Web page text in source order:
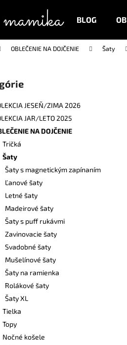
BLOG
OBLEČENIE NA DOJČENIE Šaty
JESEŇ/ZIMA 2026
JAR/LETO 2025
NA DOJČENIE
Tričká
Šaty
Šaty s magnetickým zapínaním
Ľanové šaty
Letné šaty
Madeirové šaty
Šaty s puff rukávmi
Zavinovacie šaty
Svadobné šaty
Mušelínové šaty
Šaty na ramienka
Rolákové šaty
Šaty XL
Tielka
Topy
Nočné košele
TIELKO NA DOJČENIE